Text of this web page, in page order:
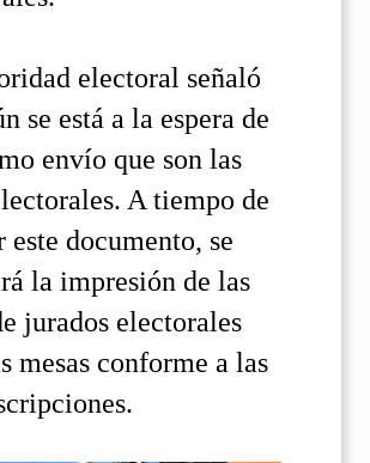
electoral señaló
se está a la espera de
envío que son las
A tiempo de
este documento, se
la impresión de las
jurados electorales
mesas conforme a las